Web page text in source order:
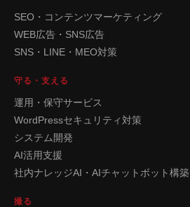
SEO・コンテンツマーケティング
WEB広告・SNS広告
SNS・LINE・MEO対策
守る・支える
運用・保守サービス
WordPressセキュリティ対策
システム開発
AI活用支援
社内ナレッジAI・AIチャットボット構築
撮る